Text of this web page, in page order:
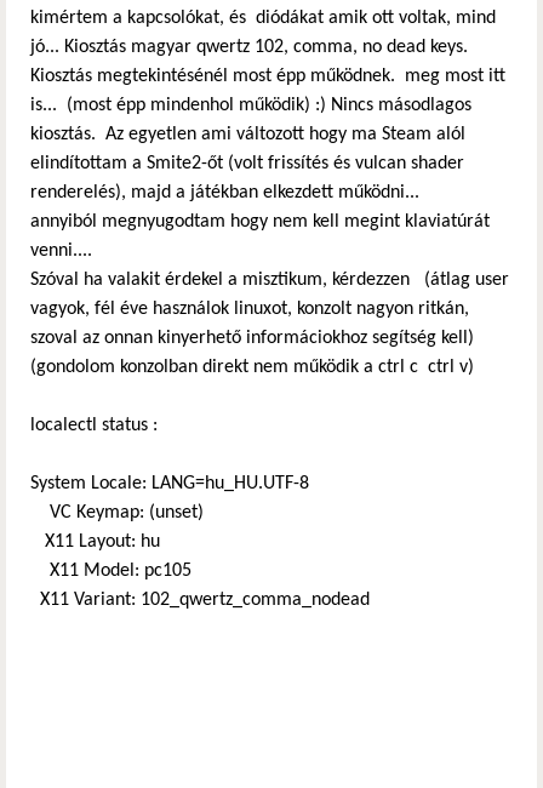
kimértem a kapcsolókat, és diódákat amik ott voltak, mind
jó... Kiosztás magyar qwertz 102, comma, no dead keys.
Kiosztás megtekintésénél most épp működnek. meg most itt
is... (most épp mindenhol működik) :) Nincs másodlagos
kiosztás. Az egyetlen ami változott hogy ma Steam alól
elindítottam a Smite2-őt (volt frissítés és vulcan shader
renderelés), majd a játékban elkezdett működni...
annyiból megnyugodtam hogy nem kell megint klaviatúrát
venni....
Szóval ha valakit érdekel a misztikum, kérdezzen (átlag user
vagyok, fél éve használok linuxot, konzolt nagyon ritkán,
szoval az onnan kinyerhető informáciokhoz segítség kell)
(gondolom konzolban direkt nem működik a ctrl c ctrl v)
localectl status :
System Locale: LANG=hu_HU.UTF-8
VC Keymap: (unset)
X11 Layout: hu
X11 Model: pc105
X11 Variant: 102_qwertz_comma_nodead